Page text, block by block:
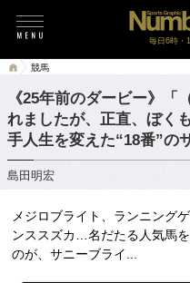
毎日6時・
競馬
《25年前のダービー》「
れましたが、正直、ぼく
手人生を変えた“18番”の
島田明宏
メジロブライト、ランニング
ンススズカ…名だたる人気馬
のが、サニーブライ...